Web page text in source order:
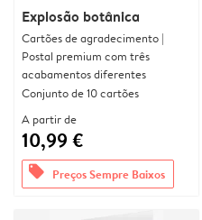
Explosão botânica
Cartões de agradecimento |
Postal premium com três
acabamentos diferentes
Conjunto de 10 cartões
A partir de
10,99 €
offers Preços Sempre Baixos